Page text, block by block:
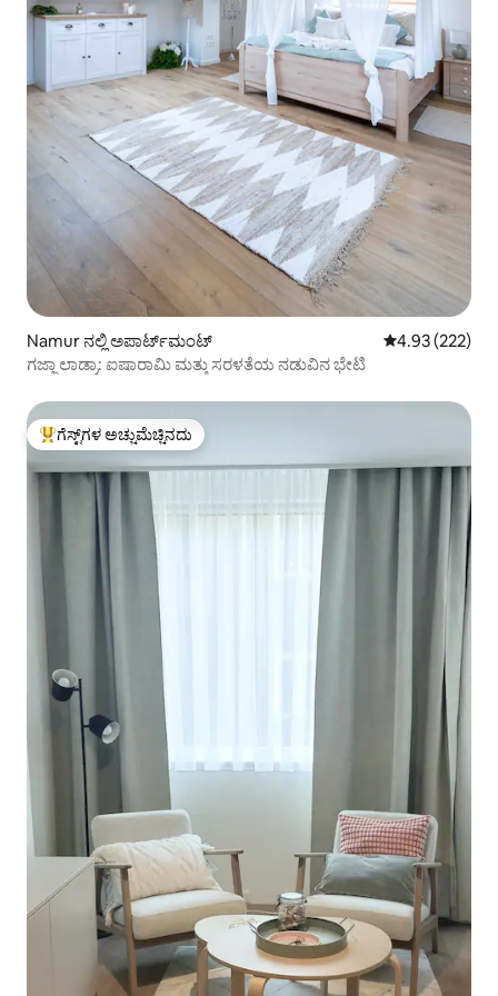
Namur ನಲ್ಲಿ ಅಪಾರ್ಟ್‌ಮಂಟ್ 5 ರಲ್ಲಿ 4.93
4.93 (222)
ಗಜ್ಜಾ ಲಾಡ್ರಾ: ಐಷಾರಾಮಿ ಮತ್ತು ಸರಳತೆಯ ನಡುವಿನ ಭೇಟಿ
ಗೆಸ್ಟ್‌ಗಳಿಗೆ ಅತಿ ಹೆಚ್ಚು ಅಚ್ಚುಮೆಚ್ಚಿನದು
ಗೆಸ್ಟ್‌ಗಳ ಅಚ್ಚುಮೆಚ್ಚಿನದು